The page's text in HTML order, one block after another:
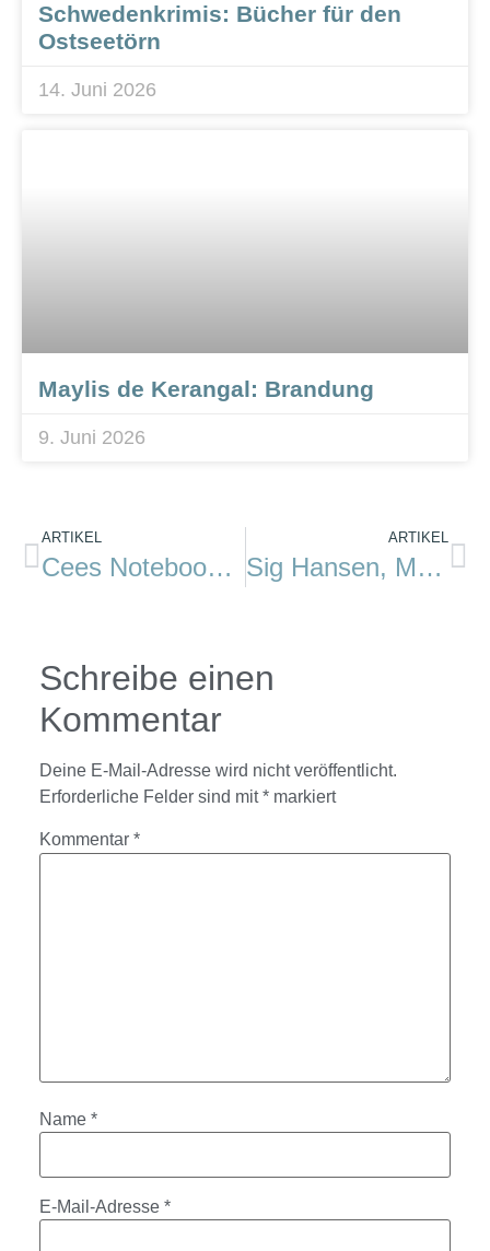
Schwedenkrimis: Bücher für den
Ostseetörn
14. Juni 2026
Maylis de Kerangal: Brandung
9. Juni 2026
ARTIKEL
Cees Noteboom: Briefe an Poseidon
ARTIKEL
Sig Hansen, Mark Sundeen: Northwestern
Schreibe einen
Kommentar
Deine E-Mail-Adresse wird nicht veröffentlicht.
Erforderliche Felder sind mit* markiert
Kommentar *
Name *
E-Mail-Adresse *